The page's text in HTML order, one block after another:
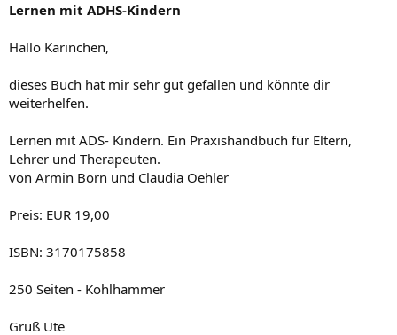
Lernen mit ADHS-Kindern
Hallo Karinchen,
dieses Buch hat mir sehr gut gefallen und könnte dir
weiterhelfen.
Lernen mit ADS- Kindern. Ein Praxishandbuch für Eltern,
Lehrer und Therapeuten.
von Armin Born und Claudia Oehler
Preis: EUR 19,00
ISBN: 3170175858
250 Seiten - Kohlhammer
Gruß Ute